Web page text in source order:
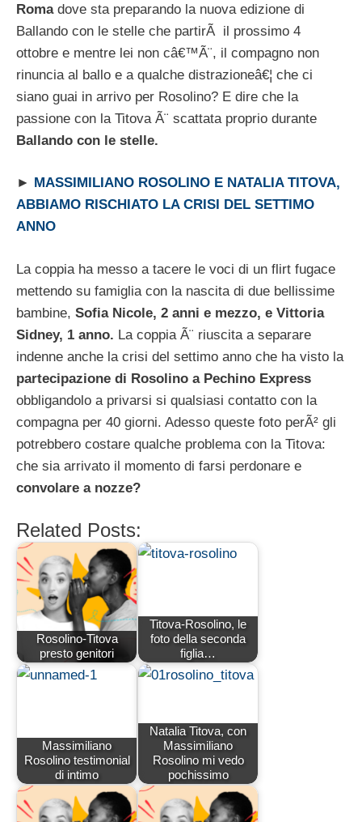
Roma dove sta preparando la nuova edizione di
Ballando con le stelle che partirÃ il prossimo 4
ottobre e mentre lei non câ€™Ã¨, il compagno non
rinuncia al ballo e a qualche distrazioneâ€¦ che ci
siano guai in arrivo per Rosolino? E dire che la
passione con la Titova Ã¨ scattata proprio durante
Ballando con le stelle.
► MASSIMILIANO ROSOLINO E NATALIA TITOVA,
ABBIAMO RISCHIATO LA CRISI DEL SETTIMO
ANNO
La coppia ha messo a tacere le voci di un flirt fugace
mettendo su famiglia con la nascita di due bellissime
bambine, Sofia Nicole, 2 anni e mezzo, e Vittoria
Sidney, 1 anno. La coppia Ã¨ riuscita a separare
indenne anche la crisi del settimo anno che ha visto la
partecipazione di Rosolino a Pechino Express
obbligandolo a privarsi si qualsiasi contatto con la
compagna per 40 giorni. Adesso queste foto perÃ² gli
potrebbero costare qualche problema con la Titova:
che sia arrivato il momento di farsi perdonare e
convolare a nozze?
Related Posts:
Rosolino-Titova
presto genitori
Titova-Rosolino, le
foto della seconda
figlia…
Massimiliano
Rosolino testimonial
di intimo
Natalia Titova, con
Massimiliano
Rosolino mi vedo
pochissimo